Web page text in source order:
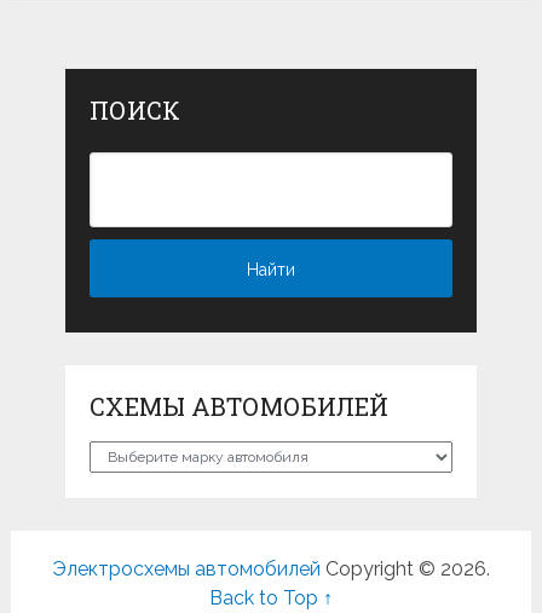
ПОИСК
СХЕМЫ АВТОМОБИЛЕЙ
Схемы
Электросхемы автомобилей Copyright © 2026.
Back to Top ↑